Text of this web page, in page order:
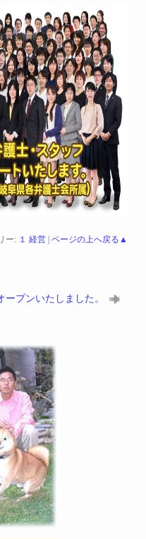
ー: １ 経営| ページの上へ戻る▲
プンいたしました。